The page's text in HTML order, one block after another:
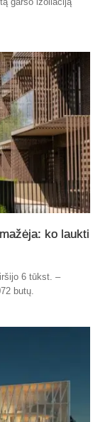
ko laukti
6 tūkst. –
butų.